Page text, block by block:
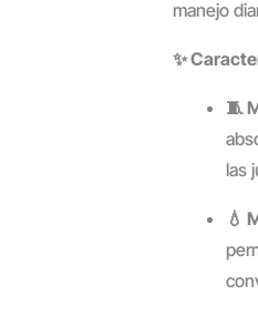
manejo
✨
🧵
las
💧